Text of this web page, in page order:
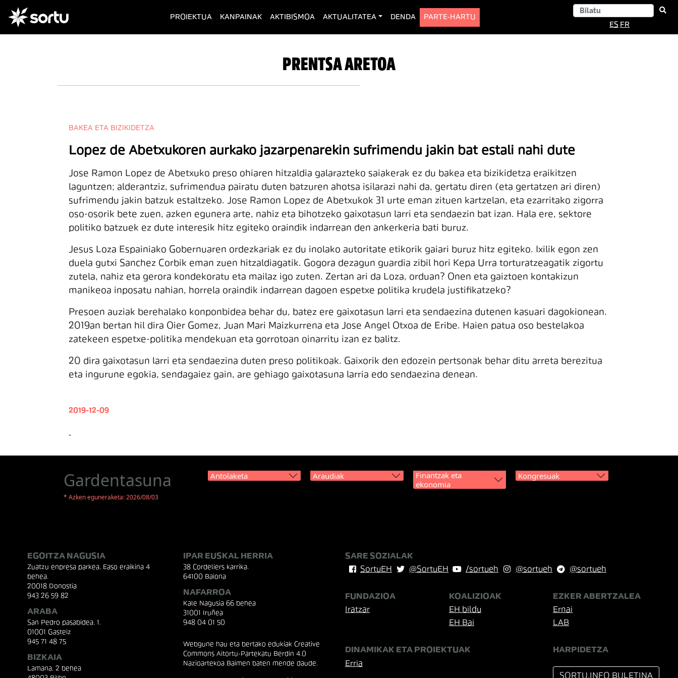
PROIEKTUA (current)
KANPAINAK AKTIBISMOA AKTUALITATEA DENDA
PARTE-HARTU
ES FR
PRENTSA ARETOA
BAKEA ETA BIZIKIDETZA
Lopez de Abetxukoren aurkako jazarpenarekin sufrimendu jakin bat estali nahi dute
Jose Ramon Lopez de Abetxuko preso ohiaren hitzaldia galarazteko saiakerak ez du bakea eta bizikidetza eraikitzen
laguntzen; alderantziz, sufrimendua pairatu duten batzuren ahotsa isilarazi nahi da, gertatu diren (eta gertatzen ari diren)
sufrimendu jakin batzuk estaltzeko. Jose Ramon Lopez de Abetxukok 31 urte eman zituen kartzelan, eta ezarritako zigorra
oso-osorik bete zuen, azken egunera arte, nahiz eta bihotzeko gaixotasun larri eta sendaezin bat izan. Hala ere, sektore
politiko batzuek ez dute interesik hitz egiteko oraindik indarrean den ankerkeria bati buruz.
Jesus Loza Espainiako Gobernuaren ordezkariak ez du inolako autoritate etikorik gaiari buruz hitz egiteko. Ixilik egon zen
duela gutxi Sanchez Corbik eman zuen hitzaldiagatik. Gogora dezagun guardia zibil hori Kepa Urra torturatzeagatik zigortu
zutela, nahiz eta gerora kondekoratu eta mailaz igo zuten. Zertan ari da Loza, orduan? Onen eta gaiztoen kontakizun
manikeoa inposatu nahian, horrela oraindik indarrean dagoen espetxe politika krudela justifikatzeko?
Presoen auziak berehalako konponbidea behar du, batez ere gaixotasun larri eta sendaezina dutenen kasuari dagokionean.
2019an bertan hil dira Oier Gomez, Juan Mari Maizkurrena eta Jose Angel Otxoa de Eribe. Haien patua oso bestelakoa
zatekeen espetxe-politika mendekuan eta gorrotoan oinarritu izan ez balitz.
20 dira gaixotasun larri eta sendaezina duten preso politikoak. Gaixorik den edozein pertsonak behar ditu arreta berezitua
eta ingurune egokia, sendagaiez gain, are gehiago gaixotasuna larria edo sendaezina denean.
2019-12-09
-
Gardentasuna
* Azken eguneraketa: 2026/08/03
Antolaketa Araudiak
Finantzak eta
ekonomia
Kongresuak
EGOITZA NAGUSIA
Zuatzu enpresa parkea, Easo eraikina 4
behea.
20018 Donostia
943 26 59 82
ARABA
San Pedro pasabidea, 1.
01001 Gasteiz
945 71 48 75
BIZKAIA
Lamana, 2 behea
IPAR EUSKAL HERRIA
38 Cordeliers karrika.
64100 Baiona
NAFARROA
Kale Nagusia 66 behea
31001 Iruñea
948 04 01 50
Webgune hau eta bertako edukiak Creative
Commons Aitortu-Partekatu Berdin 4.0
Nazioartekoa Baimen baten mende daude.
SARE SOZIALAK
SortuEH
@SortuEH /sortueh @sortueh @sortueh
FUNDAZIOA
Iratzar
KOALIZIOAK
EH bildu
EH Bai
EZKER ABERTZALEA
Ernai
LAB
DINAMIKAK ETA PROIEKTUAK
Erria
HARPIDETZA
SORTU.INFO BULETINA